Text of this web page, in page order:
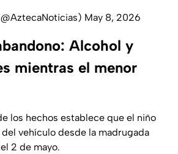
May 8, 2026
Alcohol y
mientras el menor
los hechos establece que el niño
vehículo desde la madrugada
2 de mayo.